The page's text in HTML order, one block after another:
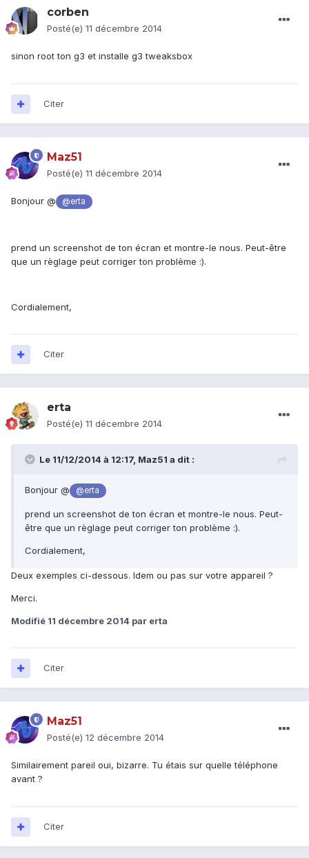
corben
Posté(e) 11 décembre 2014
sinon root ton g3 et installe g3 tweaksbox
Citer
Maz51
Posté(e) 11 décembre 2014
Bonjour @ @erta
prend un screenshot de ton écran et montre-le nous. Peut-être
que un règlage peut corriger ton problème :).
Cordialement,
Citer
erta
Posté(e) 11 décembre 2014
Le 11/12/2014 à 12:17, Maz51 a dit :
Bonjour @ @erta
prend un screenshot de ton écran et montre-le nous. Peut-
être que un règlage peut corriger ton problème :).
Cordialement,
Deux exemples ci-dessous. Idem ou pas sur votre appareil ?
Merci.
Modifié 11 décembre 2014 par erta
Citer
Maz51
Posté(e) 12 décembre 2014
Similairement pareil oui, bizarre. Tu étais sur quelle téléphone
avant ?
Citer